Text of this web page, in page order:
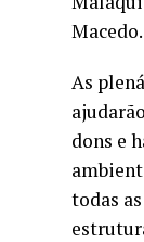
Macedo.
As
dons e
todas